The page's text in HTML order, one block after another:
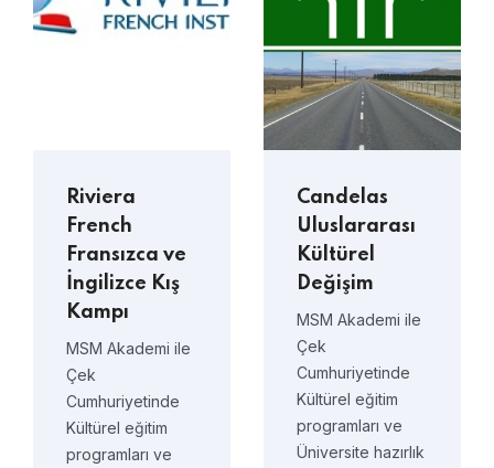
Riviera
French
Fransızca ve
İngilizce Kış
Kampı
MSM Akademi ile
Çek
Cumhuriyetinde
Kültürel eğitim
programları ve
Candelas
Uluslararası
Kültürel
Değişim
MSM Akademi ile
Çek
Cumhuriyetinde
Kültürel eğitim
programları ve
Üniversite hazırlık